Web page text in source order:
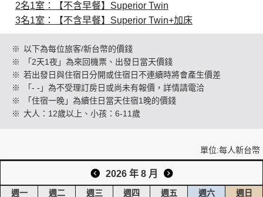
2名1室：【不含早餐】Superior Twin
3名1室：【不含早餐】Superior Twin+加床
※ 以下為每位旅客/新台幣的價錢
※
「2天1夜」為來回機票、出發日當天價錢
※ 若出發日與住宿日分開或住宿日不連續時將會產生價差
※
「- -」為不受理訂房日或尚未有報價，詳情請電洽
※
「住宿一晚」為續住日當天住宿1晚的價錢
※ 大人：12歲以上、小孩：6-11歲
單位:每人新台幣
2026 年 8 月
週一 週二 週三 週四 週五 週六 週日